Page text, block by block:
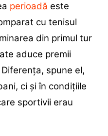
perioadă este
cu tenisul
din primul tur
aduce premii
spune el,
ci și în condițiile
sportivii erau